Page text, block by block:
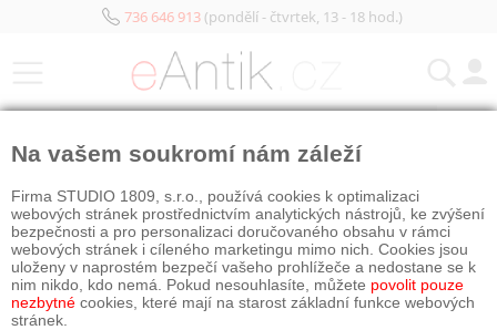
736 646 913(pondělí - čtvrtek, 13 - 18 hod.)
Na vašem soukromí nám záleží
Firma STUDIO 1809, s.r.o., používá cookies k optimalizaci
webových stránek prostřednictvím analytických nástrojů, ke zvýšení
bezpečnosti a pro personalizaci doručovaného obsahu v rámci
webových stránek i cíleného marketingu mimo nich. Cookies jsou
uloženy v naprostém bezpečí vašeho prohlížeče a nedostane se k
nim nikdo, kdo nemá. Pokud nesouhlasíte, můžete povolit pouze
nezbytné cookies, které mají na starost základní funkce webových
stránek.